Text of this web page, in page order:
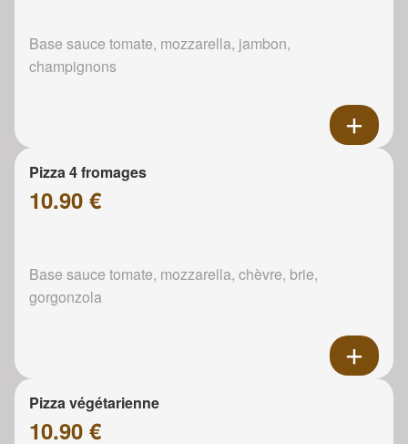
Base sauce tomate, mozzarella, jambon,
champignons
Pizza 4 fromages
10.90 €
Base sauce tomate, mozzarella, chèvre, brie,
gorgonzola
Pizza végétarienne
10.90 €